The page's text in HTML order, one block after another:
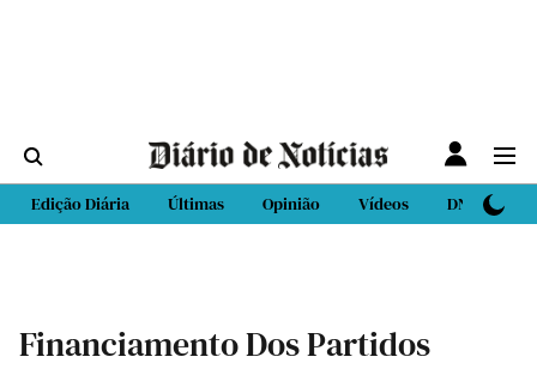
Edição Diária Últimas Opinião Vídeos DN Sport
Financiamento Dos Partidos